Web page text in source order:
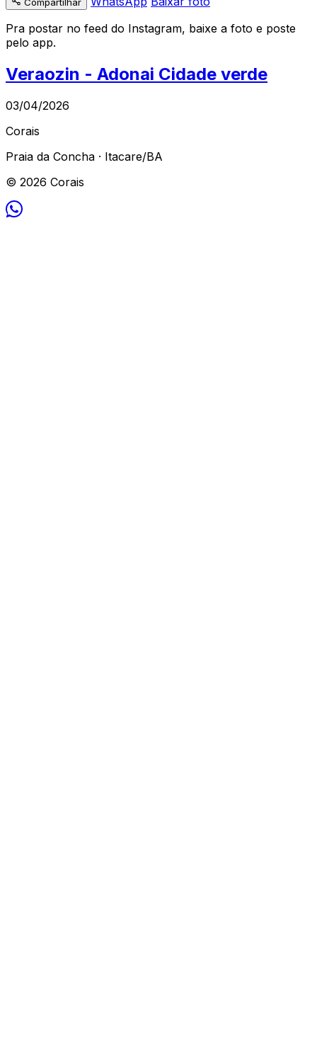
Pra postar no feed do Instagram, baixe a foto e poste
pelo app.
Veraozin - Adonai Cidade verde
03/04/2026
Corais
Praia da Concha · Itacare/BA
© 2026 Corais